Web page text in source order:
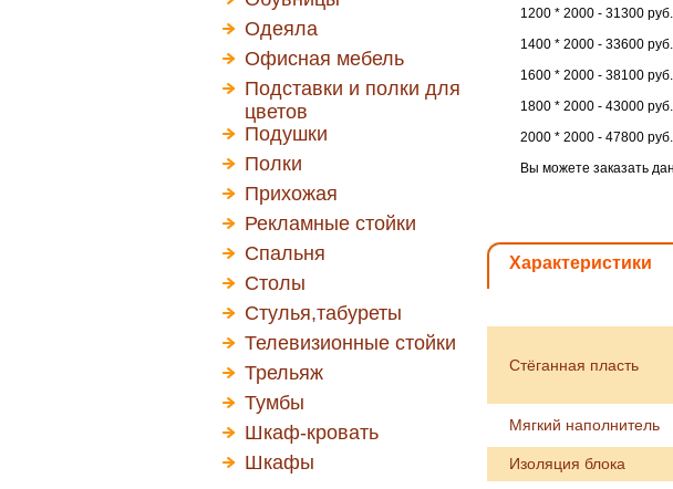
Одеяла
Офисная мебель
Подставки и полки для
цветов
Подушки
Полки
Прихожая
Рекламные стойки
Спальня
Столы
Стулья,табуреты
Телевизионные стойки
Трельяж
Тумбы
Шкаф-кровать
Шкафы
1200 * 2000 - 31300 руб.
1400 * 2000 - 33600 руб.
1600 * 2000 - 38100 руб.
1800 * 2000 - 43000 руб.
2000 * 2000 - 47800 руб.
Вы можете заказать
Характеристики
Стёганная пласть
Мягкий наполнитель
Изоляция блока